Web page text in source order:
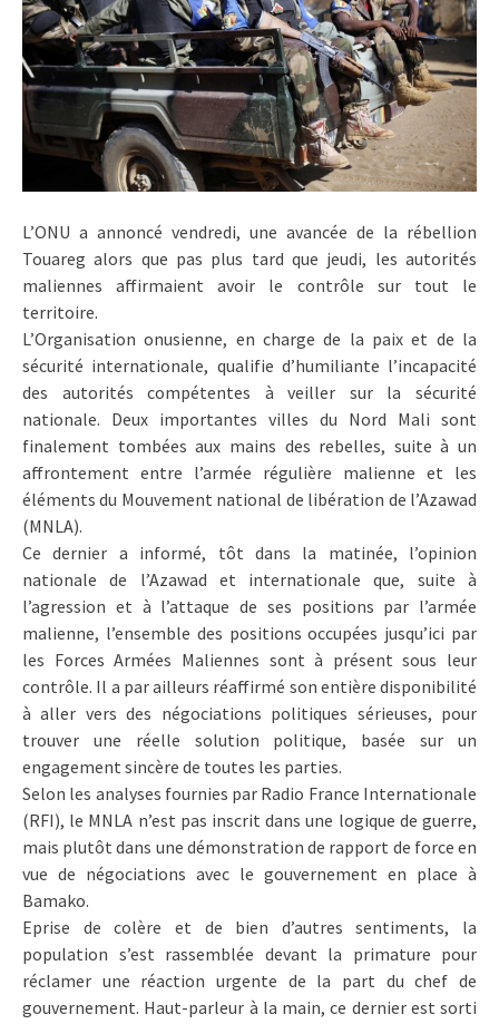
L’ONU a annoncé vendredi, une avancée de la rébellion
Touareg alors que pas plus tard que jeudi, les autorités
maliennes affirmaient avoir le contrôle sur tout le
territoire.
L’Organisation onusienne, en charge de la paix et de la
sécurité internationale, qualifie d’humiliante l’incapacité
des autorités compétentes à veiller sur la sécurité
nationale. Deux importantes villes du Nord Mali sont
finalement tombées aux mains des rebelles, suite à un
affrontement entre l’armée régulière malienne et les
éléments du Mouvement national de libération de l’Azawad
(MNLA).
Ce dernier a informé, tôt dans la matinée, l’opinion
nationale de l’Azawad et internationale que, suite à
l’agression et à l’attaque de ses positions par l’armée
malienne, l’ensemble des positions occupées jusqu’ici par
les Forces Armées Maliennes sont à présent sous leur
contrôle. Il a par ailleurs réaffirmé son entière disponibilité
à aller vers des négociations politiques sérieuses, pour
trouver une réelle solution politique, basée sur un
engagement sincère de toutes les parties.
Selon les analyses fournies par Radio France Internationale
(RFI), le MNLA n’est pas inscrit dans une logique de guerre,
mais plutôt dans une démonstration de rapport de force en
vue de négociations avec le gouvernement en place à
Bamako.
Eprise de colère et de bien d’autres sentiments, la
population s’est rassemblée devant la primature pour
réclamer une réaction urgente de la part du chef de
gouvernement. Haut-parleur à la main, ce dernier est sorti